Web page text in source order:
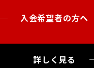
入会希望者の方へ
詳しく見る